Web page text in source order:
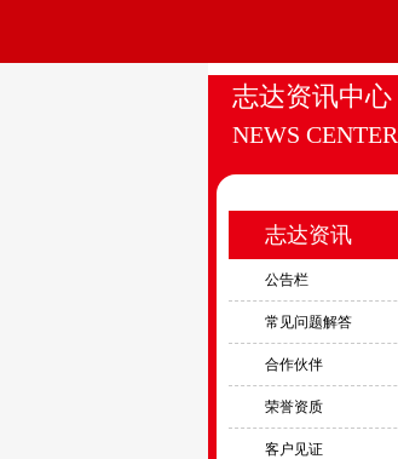
志达资讯中心
NEWS CENTER
志达资讯
公告栏
常见问题解答
合作伙伴
荣誉资质
客户见证